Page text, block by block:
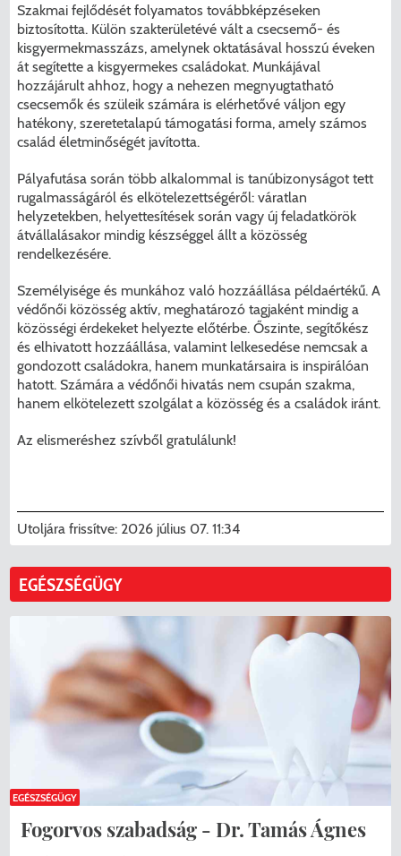
Szakmai fejlődését folyamatos továbbképzéseken
biztosította. Külön szakterületévé vált a csecsemő- és
kisgyermekmasszázs, amelynek oktatásával hosszú éveken
át segítette a kisgyermekes családokat. Munkájával
hozzájárult ahhoz, hogy a nehezen megnyugtatható
csecsemők és szüleik számára is elérhetővé váljon egy
hatékony, szeretetalapú támogatási forma, amely számos
család életminőségét javította.
Pályafutása során több alkalommal is tanúbizonyságot tett
rugalmasságáról és elkötelezettségéről: váratlan
helyzetekben, helyettesítések során vagy új feladatkörök
átvállalásakor mindig készséggel állt a közösség
rendelkezésére.
Személyisége és munkához való hozzáállása példaértékű. A
védőnői közösség aktív, meghatározó tagjaként mindig a
közösségi érdekeket helyezte előtérbe. Őszinte, segítőkész
és elhivatott hozzáállása, valamint lelkesedése nemcsak a
gondozott családokra, hanem munkatársaira is inspirálóan
hatott. Számára a védőnői hivatás nem csupán szakma,
hanem elkötelezett szolgálat a közösség és a családok iránt.
Az elismeréshez szívből gratulálunk!
Utoljára frissítve: 2026 július 07. 11:34
EGÉSZSÉGÜGY
Fogorvos szabadság - Dr. Tamás Ágnes
EGÉSZSÉGÜGY